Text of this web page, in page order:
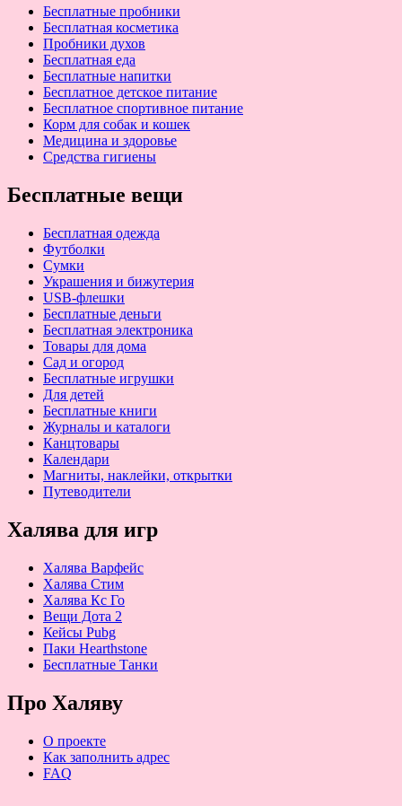
Бесплатные пробники
Бесплатная косметика
Пробники духов
Бесплатная еда
Бесплатные напитки
Бесплатное детское питание
Бесплатное спортивное питание
Корм для собак и кошек
Медицина и здоровье
Средства гигиены
Бесплатные вещи
Бесплатная одежда
Футболки
Сумки
Украшения и бижутерия
USB-флешки
Бесплатные деньги
Бесплатная электроника
Товары для дома
Сад и огород
Бесплатные игрушки
Для детей
Бесплатные книги
Журналы и каталоги
Канцтовары
Календари
Магниты, наклейки, открытки
Путеводители
Халява для игр
Халява Варфейс
Халява Стим
Халява Кс Го
Вещи Дота 2
Кейсы Pubg
Паки Hearthstone
Бесплатные Танки
Про Халяву
О проекте
Как заполнить адрес
FAQ